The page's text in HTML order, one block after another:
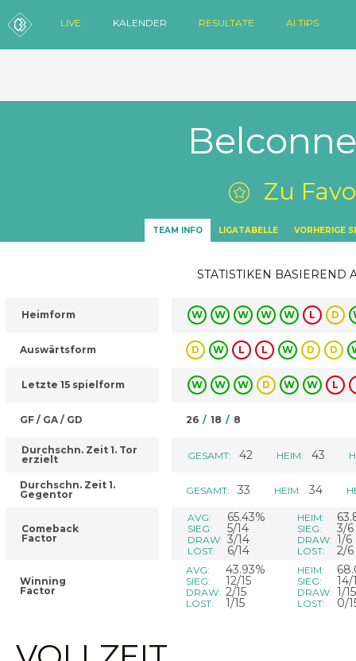
LIVE KALENDER RESULTATE AI TIPS
Zu
TEAM INFO LIGATABELLE VORHERIGE
STATISTIKEN BASIEREND
Heimform
Auswärtsform
Letzte 15 spielform
GF / GA / GD
Durchschn. Zeit 1. Tor
erzielt
Durchschn. Zeit 1.
Gegentor
Comeback
Factor
Winning
Factor
W W W W W L D
D W L L W D D
W W W D W W L
26 / 18 / 8
GESAMT: 42 HEIM: 43
GESAMT: 33 HEIM: 34
AVG: 65.43%
SIEG: 5/14
DRAW: 3/14
LOST: 6/14
HEIM:
SIEG: 3/6
DRAW: 1/6
LOST: 2/6
AVG: 43.93%
SIEG: 12/15
DRAW: 2/15
LOST: 1/15
HEIM:
SIEG: 14/
DRAW: 1/15
LOST: 0/